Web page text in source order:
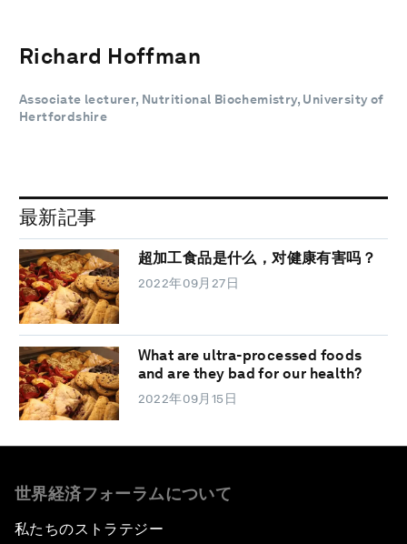
Richard Hoffman
Associate lecturer, Nutritional Biochemistry, University of
Hertfordshire
最新記事
超加工食品是什么，对健康有害吗？
2022年09月27日
What are ultra-processed foods
and are they bad for our health?
2022年09月15日
世界経済フォーラムについて
私たちのストラテジー